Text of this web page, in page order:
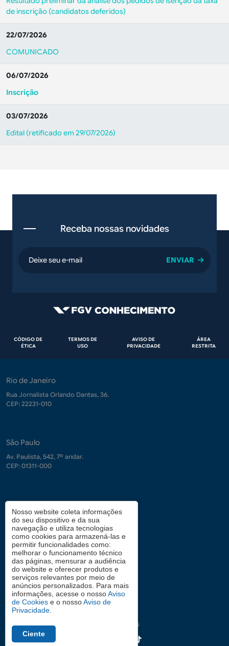
de inscrição (candidatos deferidos)
22/07/2026
COMUNICADO
06/07/2026
Inscrição
03/07/2026
Edital (retificado em 29/07/2026)
Receba nossas novidades
email
Rodapé
CÓDIGO DE
ÉTICA
TERMOS DE
USO
AVISO DE
PRIVACIDADE
ÁREA
RESTRITA
Rio de Janeiro
Rua Jornalista Orlando Dantas, 36.
CEP: 22231-010
São Paulo
Av. Paulista, 542, 7º andar.
CEP: 01311-000
Contrate-nos
demanda.conhecimento@fgv.br
+ 55 (21) 3799-6066
Atendimento aos candidatos
0800 2834628
Siga nas redes
Nosso website coleta informações
do seu dispositivo e da sua
navegação e utiliza tecnologias
como cookies para armazená-las e
permitir funcionalidades como:
melhorar o funcionamento técnico
das páginas, mensurar a audiência
do website e oferecer produtos e
serviços relevantes por meio de
anúncios personalizados. Para mais
informações, acesse o nossoAviso
de Cookies e o nossoAviso de
Privacidade
Ciente